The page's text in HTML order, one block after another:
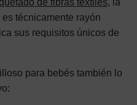
técnicamente rayón
sus requisitos únicos de
para bebés también lo